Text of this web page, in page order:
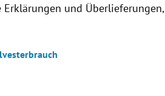
und Überlieferungen,